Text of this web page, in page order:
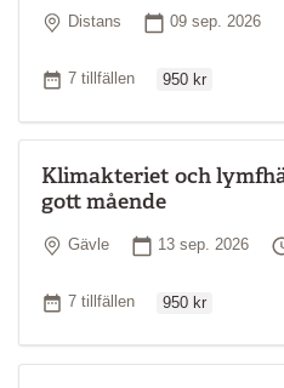
Plats
Distans Startdatum
09 sep. 2026
Antal tillfällen
7 tillfällen 950 kr
Klimakteriet och
gott mående
Plats
Gävle Startdatum
13 sep. 2026
Antal tillfällen
7 tillfällen 950 kr